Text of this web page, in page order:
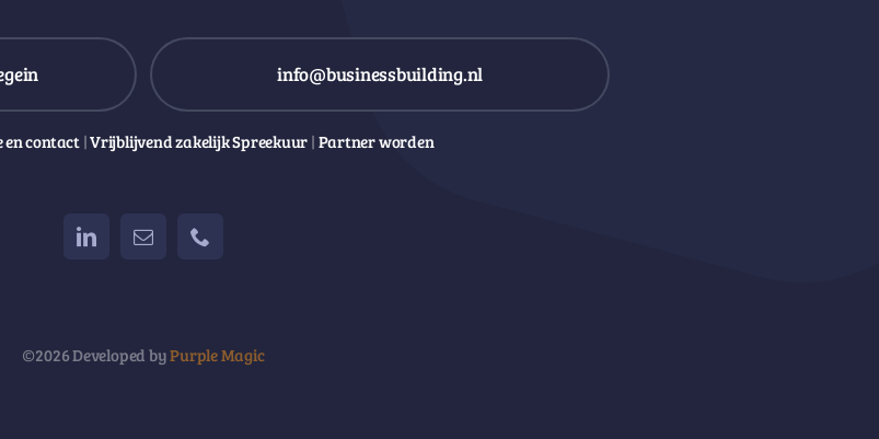
info@businessbuilding.nl
contact |Vrijblijvend zakelijk Spreekuur | Partner worden
©2026 Developed byPurple Magic